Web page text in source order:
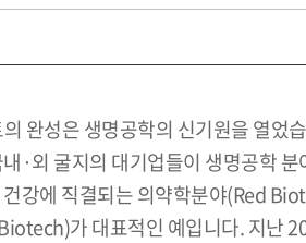
완성은 생명공학의 신기원을 열었
·외 굴지의 대기업들이 생명공학
강에 직결되는 의약학분야(Red
가 대표적인 예입니다. 지난